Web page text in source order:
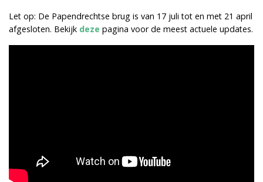
Let op: De Papendrechtse brug is van 17 juli tot en met 21 april
afgesloten. Bekijk deze pagina voor de meest actuele updates.